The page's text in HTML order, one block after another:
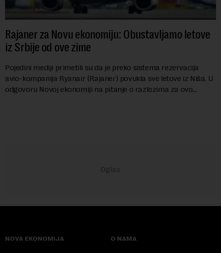
Rajaner za Novu ekonomiju: Obustavljamo letove
iz Srbije od ove zime
Pojedini mediji primetili su da je preko sistema rezervacija
avio-kompanija Ryanair (Rajaner) povukla sve letove iz Niša. U
odgovoru Novoj ekonomiji na pitanje o razlozima za ovo
NOVA EKONOMIJA O NAMA